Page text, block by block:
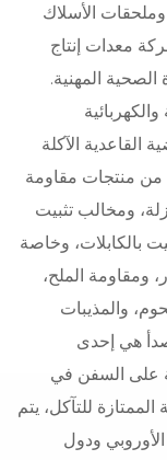
وملحقات الأسلاك
معدات إنتاج
الصحية المهنية.
القاعدية الآكلة
من منتجات مقاومة
ومخالب تثبيت
بالكابلات، وخاصة
ومقاومة الملح،
والمذيبات
للصدأ هي إحدى
على السفن في
الممتازة للتآكل، يتم
ودول